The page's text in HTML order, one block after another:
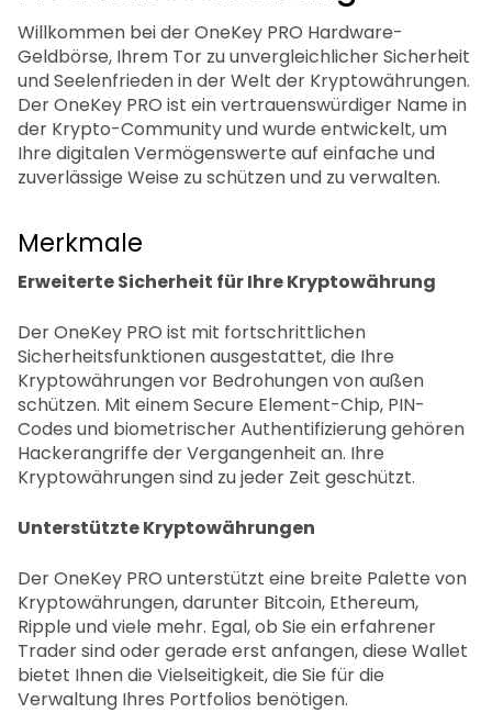
Willkommen bei der OneKey PRO Hardware-
Geldbörse, Ihrem Tor zu unvergleichlicher Sicherheit
und Seelenfrieden in der Welt der Kryptowährungen.
Der OneKey PRO ist ein vertrauenswürdiger Name in
der Krypto-Community und wurde entwickelt, um
Ihre digitalen Vermögenswerte auf einfache und
zuverlässige Weise zu schützen und zu verwalten.
Merkmale
Erweiterte Sicherheit für Ihre Kryptowährung
Der OneKey PRO ist mit fortschrittlichen
Sicherheitsfunktionen ausgestattet, die Ihre
Kryptowährungen vor Bedrohungen von außen
schützen. Mit einem Secure Element-Chip, PIN-
Codes und biometrischer Authentifizierung gehören
Hackerangriffe der Vergangenheit an. Ihre
Kryptowährungen sind zu jeder Zeit geschützt.
Unterstützte Kryptowährungen
Der OneKey PRO unterstützt eine breite Palette von
Kryptowährungen, darunter Bitcoin, Ethereum,
Ripple und viele mehr. Egal, ob Sie ein erfahrener
Trader sind oder gerade erst anfangen, diese Wallet
bietet Ihnen die Vielseitigkeit, die Sie für die
Verwaltung Ihres Portfolios benötigen.